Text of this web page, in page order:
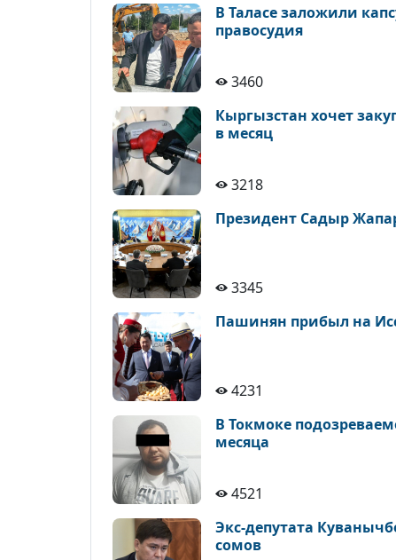
В Таласе заложили
правосудия
3460
Кыргызстан хочет
в месяц
3218
Президент Садыр
3345
Пашинян прибыл на
4231
В Токмоке
месяца
4521
Экс-депутата
сомов